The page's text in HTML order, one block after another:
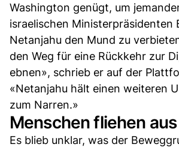
Washington genügt, um
israelischen Ministerpräsidenten
Netanjahu den Mund zu
den Weg für eine Rückkehr zur
ebnen», schrieb er auf der
«Netanjahu hält einen weiteren
zum Narren.»
Menschen fliehen
Es blieb unklar, was der